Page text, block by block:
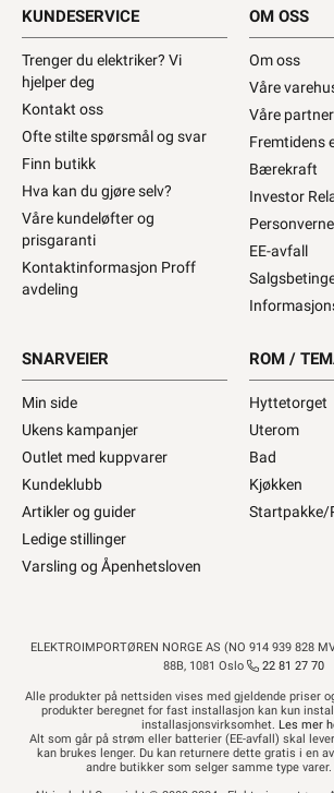
KUNDESERVICE
Trenger du elektriker? Vi
hjelper deg
Kontakt oss
Ofte stilte spørsmål og svar
Finn butikk
Hva kan du gjøre selv?
Våre kundeløfter og
prisgaranti
Kontaktinformasjon Proff
avdeling
OM OSS
Om oss
Våre
Våre partner
Fremtidens
Bærekraft
Investor
EE-avfall
SNARVEIER
Min side
Ukens kampanjer
Outlet med kuppvarer
Kundeklubb
Artikler og guider
Ledige stillinger
Varsling og Åpenhetsloven
ROM /
Hyttetorget
Uterom
Bad
Kjøkken
Startpakke/
ELEKTROIMPORTØREN NORGE AS (NO 914 939 828
88B, 1081 Oslo
22 81 27 70
Alle produkter på nettsiden vises med gjeldende priser
produkter beregnet for fast installasjon kan kun
installasjonsvirksomhet. Les mer
Alt som går på strøm eller batterier (EE-avfall) skal
kan brukes lenger. Du kan returnere dette gratis i en
andre butikker som selger samme type varer.